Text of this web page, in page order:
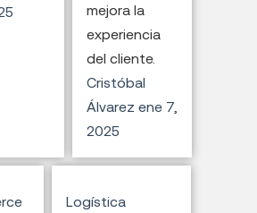
mejora la
experiencia
del cliente.
Cristóbal
Álvarez ene 7,
2025
Logística